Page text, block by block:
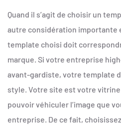
Quand il s’agit de choisir un
autre considération importante
template choisi doit
marque. Si votre entreprise
avant-gardiste, votre template
style. Votre site est votre
pouvoir véhiculer l’image que
entreprise. De ce fait,